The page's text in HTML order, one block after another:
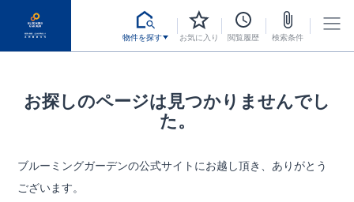
物件を探す お気に入り 閲覧履歴 検索条件
お探しのページは見つかりませんでし
た。
ブルーミングガーデンの公式サイトにお越し頂き、ありがとう
ございます。